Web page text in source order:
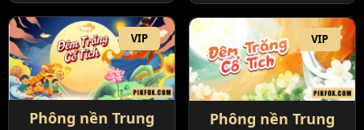
VIP
Phông nền Trung
VIP
Phông nền Trung